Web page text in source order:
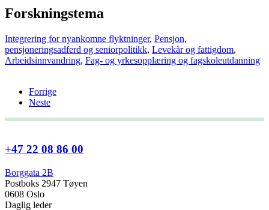
Forskningstema
Integrering for nyankomne flyktninger, Pensjon,
pensjoneringsadferd og seniorpolitikk, Levekår og fattigdom,
Arbeidsinnvandring, Fag- og yrkesopplæring og fagskoleutdanning
Forrige
Neste
+47 22 08 86 00
Borggata 2B
Postboks 2947 Tøyen
0608 Oslo
Daglig leder